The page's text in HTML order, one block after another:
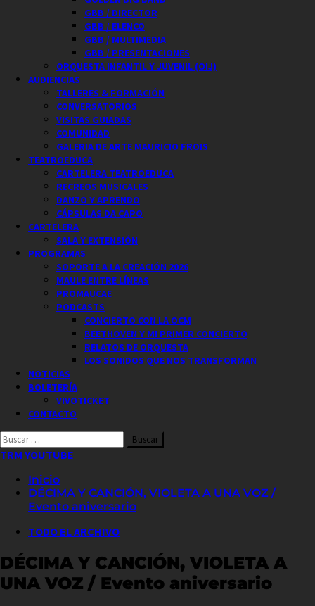
GBB / DIRECTOR
GBB / ELENCO
GBB / MULTIMEDIA
GBB / PRESENTACIONES
ORQUESTA INFANTIL Y JUVENIL (OIJ)
AUDIENCIAS
TALLERES & FORMACIÓN
CONVERSATORIOS
VISITAS GUIADAS
COMUNIDAD
GALERIA DE ARTE MAURICIO FROIS
TEATROEDUCA
CARTELERA TEATROEDUCA
RECREOS MUSICALES
DANZO Y APRENDO
CÁPSULAS DA CAPO
CARTELERA
SALA Y EXTENSIÓN
PROGRAMAS
SOPORTE A LA CREACIÓN 2026
MAULE ENTRE LÍNEAS
PROMAUCAE
PODCASTS
CONCIERTO CON LA OCM
BEETHOVEN Y MI PRIMER CONCIERTO
RELATOS DE ORQUESTA
LOS SONIDOS QUE NOS TRANSFORMAN
NOTICIAS
BOLETERÍA
VIVOTICKET
CONTACTO
Buscar
por:
TRM YOUTUBE
Inicio
DÉCIMA Y CANCIÓN, VIOLETA A UNA VOZ /
Evento aniversario
TODO EL ARCHIVO
DÉCIMA Y CANCIÓN, VIOLETA A
UNA VOZ / Evento aniversario